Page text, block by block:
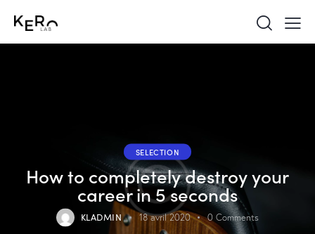
SELECTION
How to completely destroy your
career in 5 seconds
KLADMIN 18 avril 2020 0 Comments